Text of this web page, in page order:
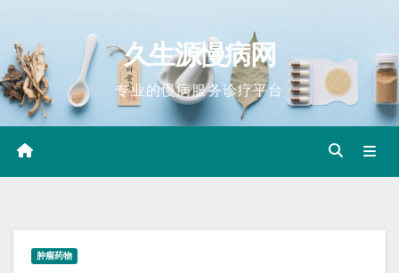
content
久生源慢病网
专业的慢病服务诊疗平台
肿瘤药物